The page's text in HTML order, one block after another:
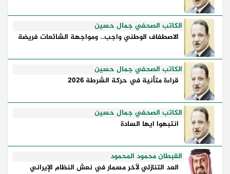
الكاتب الصحفي جمال حسين
الاصطفاف الوطني واجب.. ومواجهة الشائعات فريضة
الكاتب الصحفي جمال حسين
قراءة متأنية في حركة الشرطة 2026
الكاتب الصحفي جمال حسين
انتبهوا ايها السادة
القبطان محمود المحمود
العد التنازلي لآخر مسمار في نعش النظام الإيراني